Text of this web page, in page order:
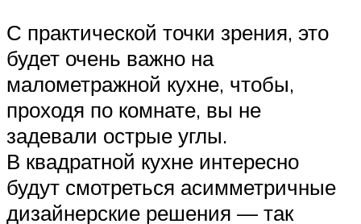
С практической точки зрения, это
будет очень важно на
малометражной кухне, чтобы,
проходя по комнате, вы не
задевали острые углы.
В квадратной кухне интересно
будут смотреться асимметричные
дизайнерские решения — так